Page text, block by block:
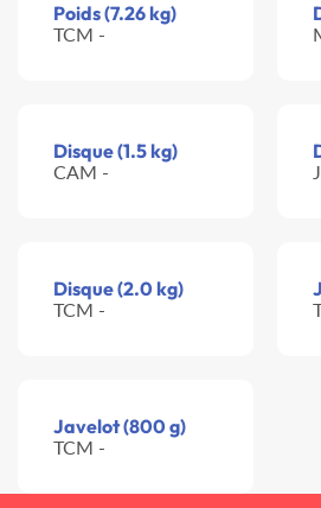
Poids (7.26 kg)
TCM -
Disque (1.5 kg)
CAM -
Disque (2.0 kg)
TCM -
Javelot (800 g)
TCM -